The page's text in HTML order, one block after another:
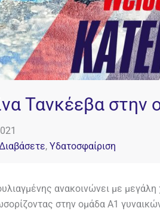
Τανκέεβα
, Υδατοσφαίριση
ανακοινώνει με
στην ομάδα Α1